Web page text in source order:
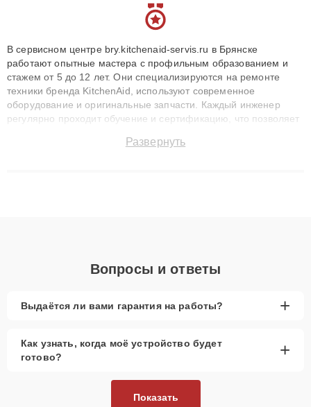
В сервисном центре bry.kitchenaid-servis.ru в Брянске
работают опытные мастера с профильным образованием и
стажем от 5 до 12 лет. Они специализируются на ремонте
техники бренда KitchenAid, используют современное
оборудование и оригинальные запчасти. Каждый инженер
регулярно проходит обучение и сертификацию, что позволяет
технику с сохранением гарантии до 3 лет. Наши мастера
Развернуть
Вопросы и ответы
Выдаётся ли вами гарантия на работы? +
Как узнать, когда моё устройство будет
готово?
+
Показать